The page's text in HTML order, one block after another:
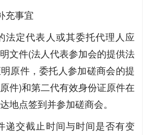
充事宜
法定代表人或其委托代理人应
文件(法人代表参加会的提供法
原件，委托人参加磋商会的提
件)和第二代有效身份证原件在
地点签到并参加磋商会。
递交截止时间与时间是否有变